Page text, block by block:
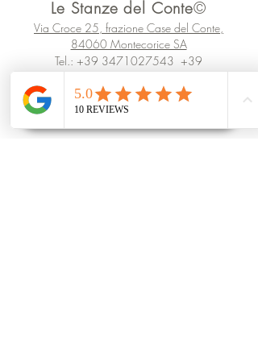
Le Stanze del Conte©
Via Croce 25, frazione Case del Conte,
84060 Montecorice SA
Tel.: +39 3471027543 +39
infostanzedelconte@gmail.com
P.iva IT06002620653